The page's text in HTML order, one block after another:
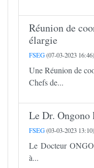
Réunion de
élargie
FSEG(07-03-2023 16:46)
Une Réunion de
Chefs de...
Le Dr. Ongono
FSEG(03-03-2023 13:10)
Le Docteur
à...